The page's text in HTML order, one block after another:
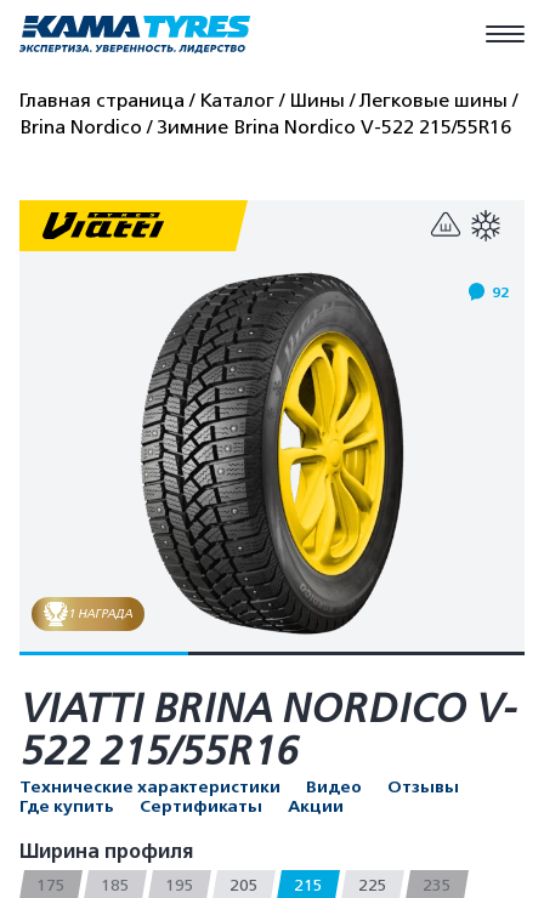
Главная страница Каталог Шины
Легковые шины
Brina Nordico
Зимние Brina Nordico V-522 215/55R16
92
1 НАГРАДА
VIATTI BRINA NORDICO V-
522 215/55R16
Технические характеристики Видео
Отзывы
Где купить
Сертификаты Акции
Ширина профиля
175 185 195 205 215 225
235